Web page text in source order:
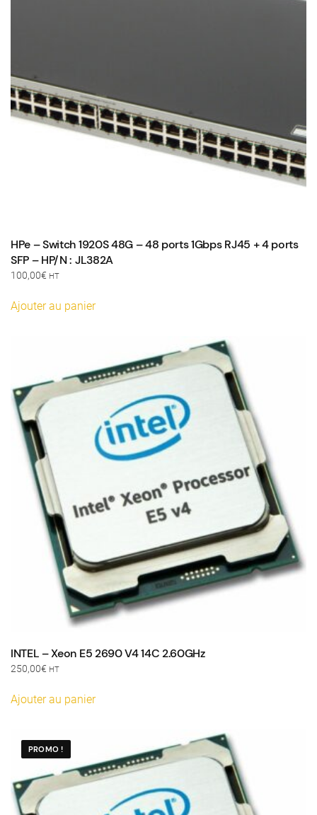
HPe – Switch 1920S 48G – 48 ports 1Gbps RJ45 + 4 ports
SFP – HP/N : JL382A
100,00€ HT
Ajouter au panier
INTEL – Xeon E5 2690 V4 14C 2.60GHz
250,00€ HT
Ajouter au panier
PROMO !